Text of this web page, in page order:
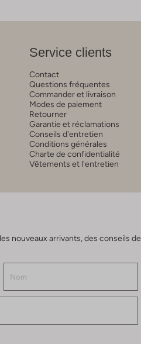
Service clients
Contact
Questions fréquentes
Commander et livraison
Modes de paiement
Retourner
Garantie et réclamations
Conseils d'entretien
Conditions générales
Charte de confidentialité
Vêtements et l'entretien
nouveaux arrivants, des conseils de